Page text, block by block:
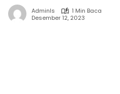
Adminls
1 Min Baca
Desember 12, 2023